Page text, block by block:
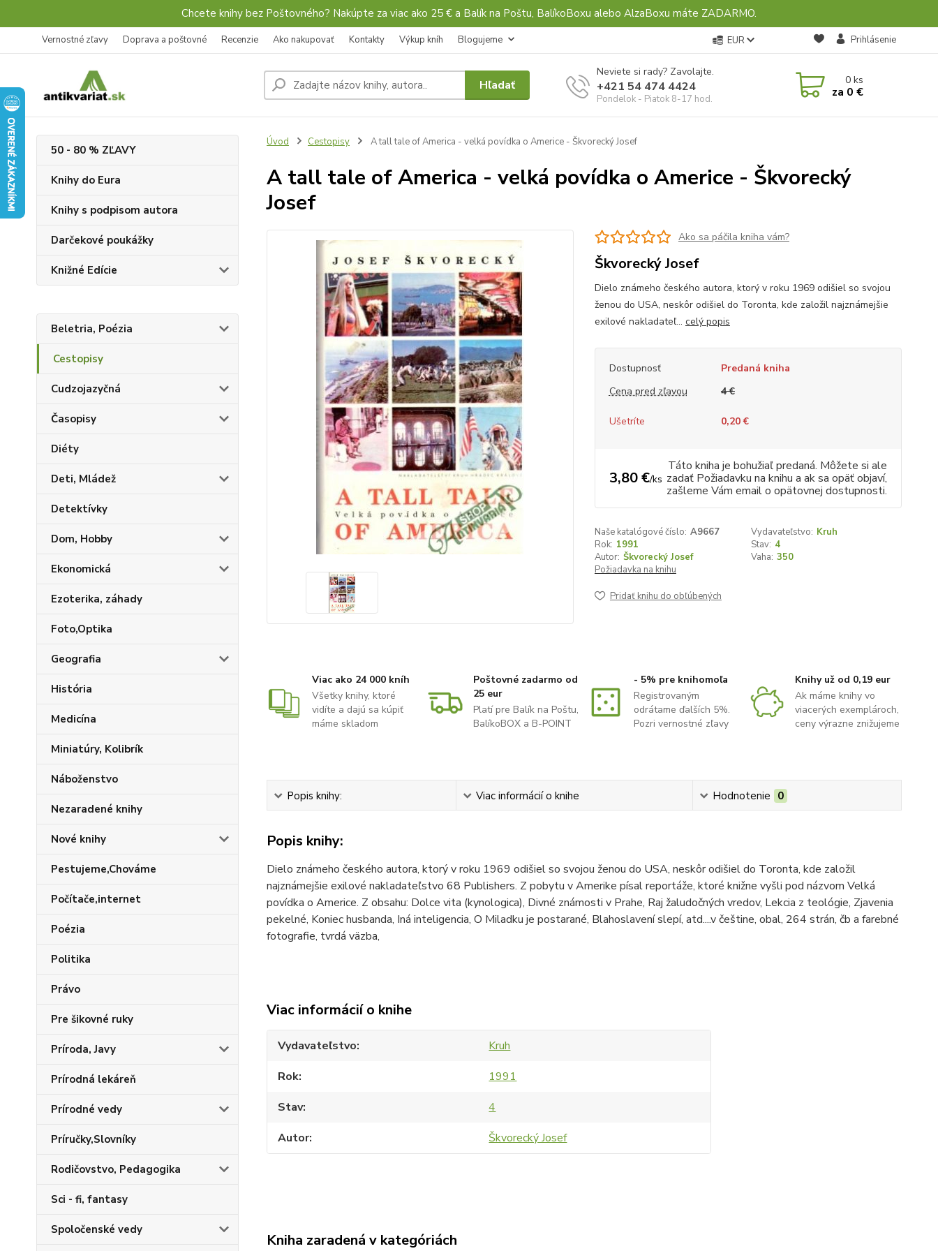
Chcete knihy bez Poštovného? Nakúpte za viac ako 25 € a Balík na Poštu, BalíkoBoxu alebo AlzaBoxu máte ZADARMO.
Vernostné zľavy Doprava a poštovné Recenzie Ako nakupovať Kontakty Výkup kníh Blogujeme EUR Prihlásenie
Hľadať
Neviete si rady? Zavolajte.
+421 54 474 4424
Pondelok - Piatok 8-17 hod.
0ks
za 0 €
50 - 80 % ZĽAVY
Knihy do Eura
Knihy s podpisom autora
Darčekové poukážky
Knižné Edície
Beletria, Poézia
Cestopisy
Cudzojazyčná
Časopisy
Diéty
Deti, Mládež
Detektívky
Dom, Hobby
Ekonomická
Ezoterika, záhady
Foto,Optika
Geografia
História
Medicína
Miniatúry, Kolibrík
Náboženstvo
Nezaradené knihy
Nové knihy
Pestujeme,Chováme
Počítače,internet
Poézia
Politika
Právo
Pre šikovné ruky
Príroda, Javy
Prírodná lekáreň
Prírodné vedy
Príručky,Slovníky
Rodičovstvo, Pedagogika
Sci - fi, fantasy
Spoločenské vedy
Úvod Cestopisy A tall tale of America - velká povídka o Americe - Škvorecký Josef
A tall tale of America - velká povídka o Americe - Škvorecký
Josef
Ako sa páčila kniha vám?
Škvorecký Josef
Dielo známeho českého autora, ktorý v roku 1969 odišiel so svojou
ženou do USA, neskôr odišiel do Toronta, kde založil najznámejšie
exilové nakladateľ... celý popis
Dostupnosť
Predaná kniha
Cena pred zľavou
4 €
Ušetríte 0,20 €
3,80 €/ks
Táto kniha je bohužiaľ predaná. Môžete si ale
zadať Požiadavku na knihu a ak sa opäť objaví,
zašleme Vám email o opätovnej dostupnosti.
Naše katalógové číslo: A9667 Vydavateľstvo: Kruh
Rok: 1991 Stav: 4
Autor: Škvorecký Josef Vaha: 350
Požiadavka na knihu
Pridať knihu do obľúbených
Viac ako 24 000 kníh
Všetky knihy, ktoré
vidíte a dajú sa kúpiť
máme skladom
Poštovné zadarmo od
25 eur
Platí pre Balík na Poštu,
BalíkoBOX a B-POINT
- 5% pre knihomoľa
Registrovaným
odrátame ďalších 5%.
Pozri vernostné zľavy
Knihy už od 0,19 eur
Ak máme knihy vo
viacerých exemplároch,
ceny výrazne znižujeme
Popis knihy: Viac informácií o knihe Hodnotenie 0
Popis knihy:
Dielo známeho českého autora, ktorý v roku 1969 odišiel so svojou ženou do USA, neskôr odišiel do Toronta, kde založil
najznámejšie exilové nakladateľstvo 68 Publishers. Z pobytu v Amerike písal reportáže, ktoré knižne vyšli pod názvom Velká
povídka o Americe. Z obsahu: Dolce vita (kynologica), Divné známosti v Prahe, Raj žaludočných vredov, Lekcia z teológie, Zjavenia
pekelné, Koniec husbanda, Iná inteligencia, O Miladku je postarané, Blahoslavení slepí, atd....v češtine, obal, 264 strán, čb a farebné
fotografie, tvrdá väzba,
Viac informácií o knihe
Vydavateľstvo
Kruh
Rok
1991
Stav
4
Autor
Škvorecký Josef
Kniha zaradená v kategóriách